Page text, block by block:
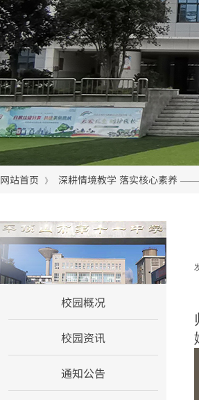
网站首页 》 深耕情境教学 落实核心素养
网站首页
校园概况
校园资讯
通知公告